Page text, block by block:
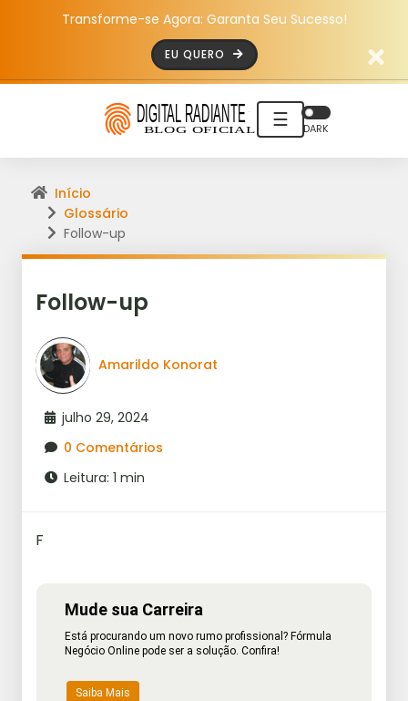
Transforme-se Agora: Garanta Seu Sucesso!
EU QUERO
☰ DARK
Início
Glossário
Follow-up
Follow-up
Amarildo Konorat
julho 29, 2024
0 Comentários
Leitura: 1 min
F
Mude sua Carreira
Está procurando um novo rumo profissional? Fórmula
Negócio Online pode ser a solução. Confira!
Saiba Mais